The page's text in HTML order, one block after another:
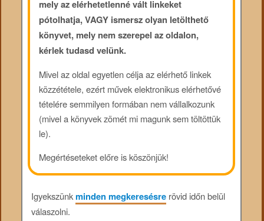
mely az elérhetetlenné vált linkeket
pótolhatja, VAGY ismersz olyan letölthető
könyvet, mely nem szerepel az oldalon,
kérlek tudasd velünk.
Mivel az oldal egyetlen célja az elérhető linkek
közzététele, ezért művek elektronikus elérhetővé
tételére semmilyen formában nem vállalkozunk
(mivel a könyvek zömét mi magunk sem töltöttük
le).
Megértéseteket előre is köszönjük!
Igyekszünkminden megkeresésrerövid időn belül
válaszolni.